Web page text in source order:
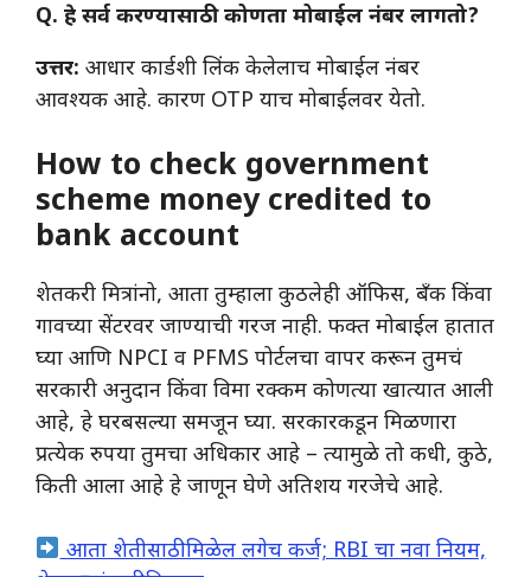
Q. हे सर्व करण्यासाठी कोणता मोबाईल नंबर लागतो?
उत्तर: आधार कार्डशी लिंक केलेलाच मोबाईल नंबर
आवश्यक आहे. कारण OTP याच मोबाईलवर येतो.
How to check government
scheme money credited to
bank account
शेतकरी मित्रांनो, आता तुम्हाला कुठलेही ऑफिस, बँक किंवा
गावच्या सेंटरवर जाण्याची गरज नाही. फक्त मोबाईल हातात
घ्या आणि NPCI व PFMS पोर्टलचा वापर करून तुमचं
सरकारी अनुदान किंवा विमा रक्कम कोणत्या खात्यात आली
आहे, हे घरबसल्या समजून घ्या. सरकारकडून मिळणारा
प्रत्येक रुपया तुमचा अधिकार आहे – त्यामुळे तो कधी, कुठे,
किती आला आहे हे जाणून घेणे अतिशय गरजेचे आहे.
आता शेतीसाठी मिळेल लगेच कर्ज; RBI चा नवा नियम,